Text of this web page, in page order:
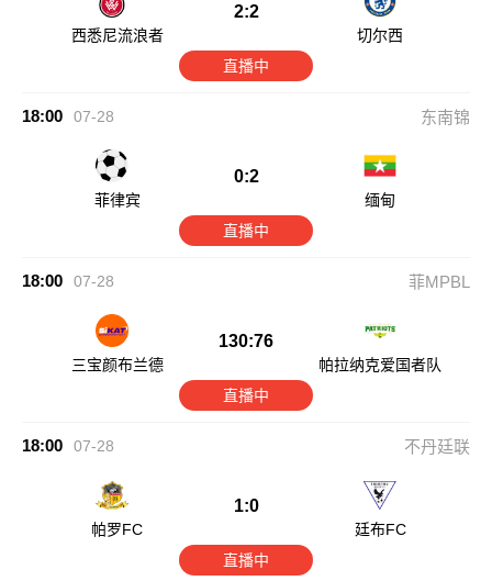
西悉尼流浪者
2:2
切尔西
直播中
18:00 07-28 东南锦
菲律宾
0:2
缅甸
直播中
18:00 07-28 菲MPBL
三宝颜布兰德
130:76
帕拉纳克爱国者队
直播中
18:00 07-28 不丹廷联
帕罗FC
1:0
廷布FC
直播中